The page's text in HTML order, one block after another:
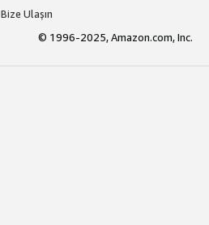
Bize Ulaşın
© 1996-2025, Amazon.com, Inc.